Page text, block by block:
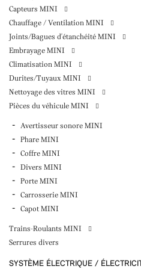
Capteurs MINI
Chauffage / Ventilation MINI
Joints/Bagues d'étanchéité MINI
Embrayage MINI
Climatisation MINI
Durites/Tuyaux MINI
Nettoyage des vitres MINI
Pièces du véhicule MINI
Avertisseur sonore MINI
Phare MINI
Coffre MINI
Divers MINI
Porte MINI
Carrosserie MINI
Capot MINI
Trains-Roulants MINI
Serrures divers
SYSTÈME ÉLECTRIQUE /